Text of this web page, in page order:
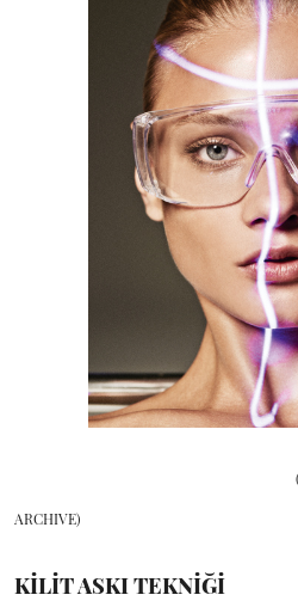
ARCHIVE)
KİLİT ASKI TEKNİĞİ